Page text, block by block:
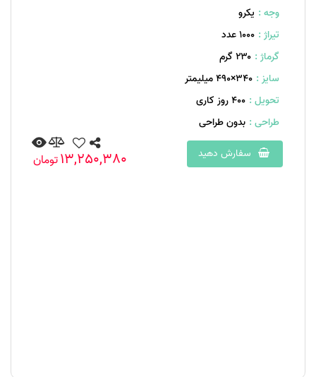
وجه : یکرو
تیراژ : 1000 عدد
گرماژ : ۲۳۰ گرم
سایز : 340×490 میلیمتر
تحویل : 400 روز کاری
طراحی : بدون طراحی
سفارش دهید
13,250,380تومان